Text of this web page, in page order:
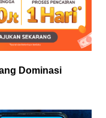
Dominasi